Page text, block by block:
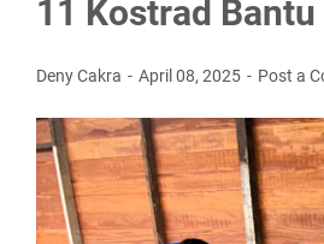
11 Kostrad
Deny Cakra April 08, 2025 Post a